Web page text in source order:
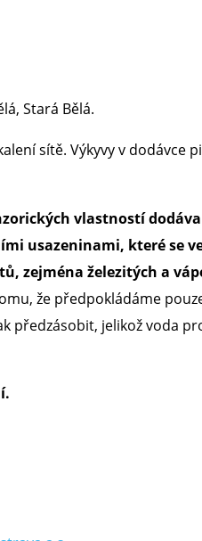
Stará Bělá.
sítě. Výkyvy v dodávce
vlastností
usazeninami, které se
zejména železitých a
že předpokládáme
jelikož voda